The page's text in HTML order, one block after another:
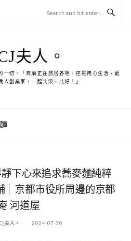
夫人。
一切。「目前正在旅居各地，挖掘用心生活、處
人創業家，一起共榮、共好！」
下心來追求蕎麥麵純粹
｜京都市役所周邊的京都
河道屋
夫人。 2024-07-30